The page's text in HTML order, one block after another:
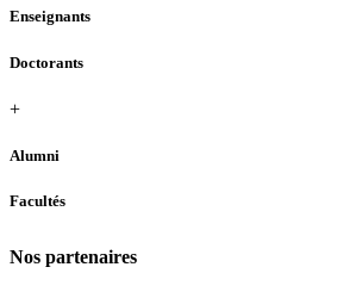
Enseignants
Doctorants
+
Alumni
Facultés
Nos partenaires